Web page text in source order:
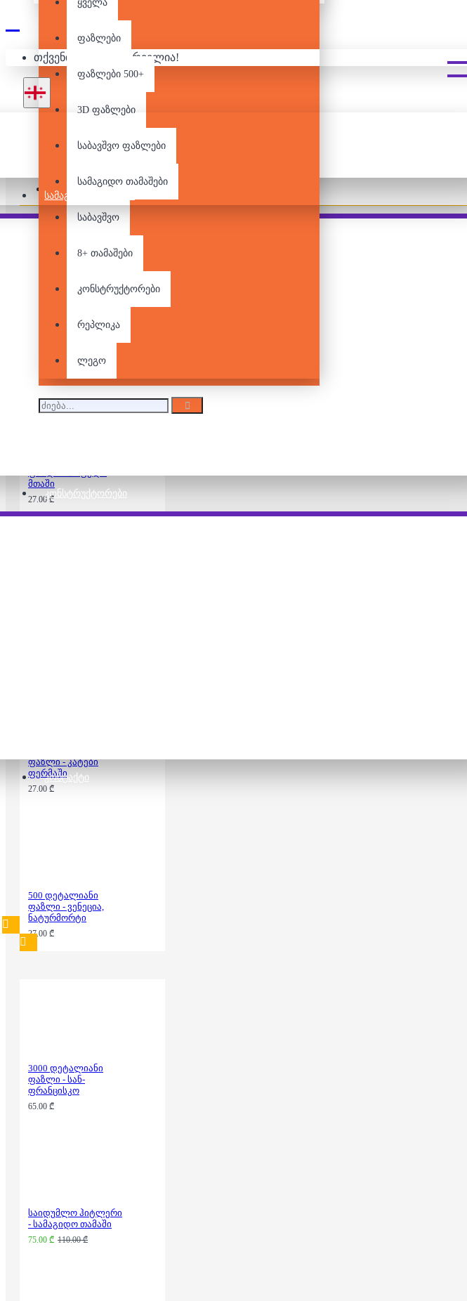
ᲡᲐᲛᲐᲒᲘᲓᲝ ᲗᲐᲛᲐᲨᲔᲑᲘ
ᲙᲝᲜᲡᲢᲠᲣᲥᲢᲝᲠᲔᲑᲘ
ᲙᲝᲜᲢᲐᲥᲢᲘ
ყველა
ფაზლები
ფაზლები 500+
3D ფაზლები
საბავშვო ფაზლები
სამაგიდო თამაშები
საბავშვო
8+ თამაშები
კონსტრუქტორები
რეპლიკა
ლეგო
თქვენი კალათა ცარიელია!
500 ᲓᲔᲢᲐᲚᲘᲐᲜᲘ ᲤᲐᲖᲚᲘ -
არ არის მარაგში
Pair it With People Also Bought
ფაზლი - ფერადი
მთაში
27.00 ₾
ფაზლი - კატები
ფერმაში
27.00 ₾
500 დეტალიანი
ფაზლი - ვენეცია,
ნატურმორტი
27.00 ₾
3000 დეტალიანი
ფაზლი - სან-
ფრანცისკო
65.00 ₾
საიდუმლო ჰიტლერი
- სამაგიდო თამაში
75.00 ₾ 110.00 ₾